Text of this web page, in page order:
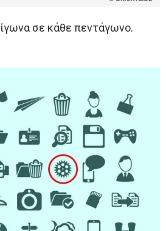
σε κάθε πεντάγωνο.